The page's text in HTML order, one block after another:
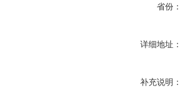
省份：
详细地址：
补充说明：